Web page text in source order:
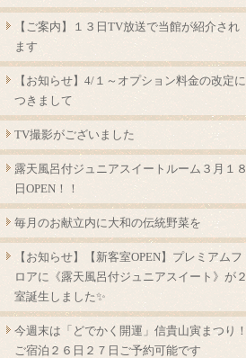
【ご案内】１３日TV放送で当館が紹介され
ます
【お知らせ】4/１～オプション料金の改定に
つきまして
TV撮影がございました
露天風呂付ジュニアスイートルーム３月１８
日OPEN！！
毎月のお献立内に大和の伝統野菜を
【お知らせ】【新客室OPEN】プレミアムフ
ロアに《露天風呂付ジュニアスイート》が２
室誕生しました✨
今週末は「どでかく開運」信貴山寅まつり！
ご宿泊２６日２７日ご予約可能です